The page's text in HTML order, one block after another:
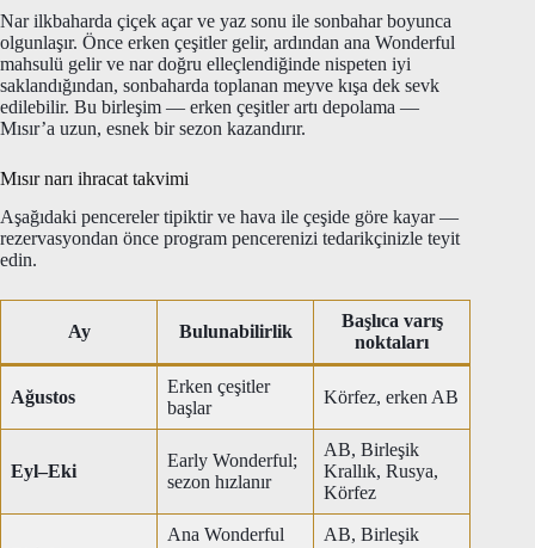
Nar ilkbaharda çiçek açar ve yaz sonu ile sonbahar boyunca
olgunlaşır. Önce erken çeşitler gelir, ardından ana Wonderful
mahsulü gelir ve nar doğru elleçlendiğinde nispeten iyi
saklandığından, sonbaharda toplanan meyve kışa dek sevk
edilebilir. Bu birleşim — erken çeşitler artı depolama —
Mısır’a uzun, esnek bir sezon kazandırır.
Mısır narı ihracat takvimi
Aşağıdaki pencereler tipiktir ve hava ile çeşide göre kayar —
rezervasyondan önce program pencerenizi tedarikçinizle teyit
edin.
Ay Bulunabilirlik
Başlıca varış
noktaları
Ağustos
Erken çeşitler
başlar
Körfez, erken AB
Eyl–Eki
Early Wonderful;
sezon hızlanır
AB, Birleşik
Krallık, Rusya,
Körfez
Ana Wonderful
AB, Birleşik